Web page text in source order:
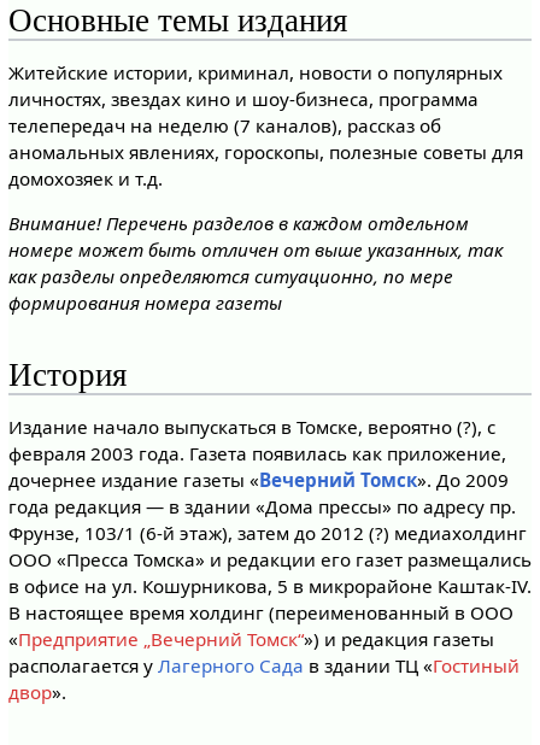
Основные темы издания
Житейские истории, криминал, новости о популярных
личностях, звездах кино и шоу-бизнеса, программа
телепередач на неделю (7 каналов), рассказ об
аномальных явлениях, гороскопы, полезные советы для
домохозяек и т.д.
Внимание! Перечень разделов в каждом отдельном
номере может быть отличен от выше указанных, так
как разделы определяются ситуационно, по мере
формирования номера газеты
История
Издание начало выпускаться в Томске, вероятно (?), с
февраля 2003 года. Газета появилась как приложение,
дочернее издание газеты «Вечерний Томск». До 2009
года редакция — в здании «Дома прессы» по адресу пр.
Фрунзе, 103/1 (6-й этаж), затем до 2012 (?) медиахолдинг
ООО «Пресса Томска» и редакции его газет размещались
в офисе на ул. Кошурникова, 5 в микрорайоне Каштак-IV.
В настоящее время холдинг (переименованный в ООО
«Предприятие „Вечерний Томск“») и редакция газеты
располагается у Лагерного Сада в здании ТЦ «Гостиный
двор».